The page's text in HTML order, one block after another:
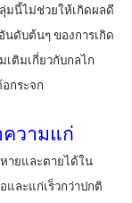
มนี้ไม่ช่วยให้เกิดผลดี
นดับต้นๆ ของการเกิด
เติมเกี่ยวกับกลไก
กระจก
ความแก่
ายและตายได้ใน
และแก่เร็วกว่าปกติ